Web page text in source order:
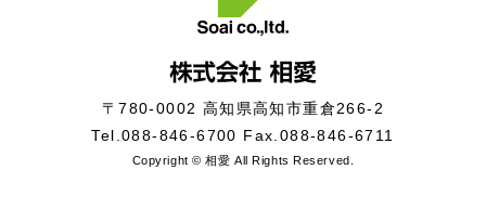
〒780-0002 高知県高知市重倉266-2
Tel.088-846-6700 Fax.088-846-6711
Copyright © 相愛 All Rights Reserved.